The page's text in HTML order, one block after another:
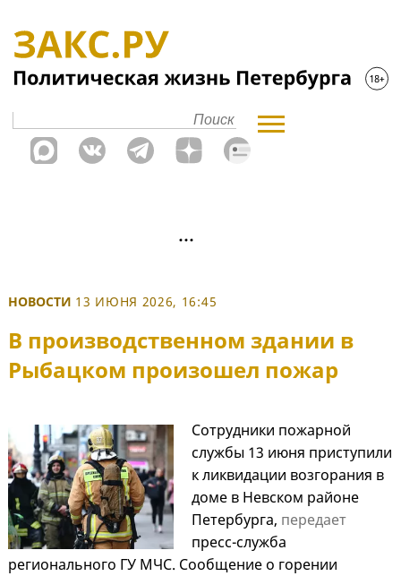
НОВОСТИ 13 ИЮНЯ 2026, 16:45
В производственном здании в
Рыбацком произошел пожар
Сотрудники пожарной
службы 13 июня приступили
к ликвидации возгорания в
доме в Невском районе
Петербурга, передает
пресс-служба
регионального ГУ МЧС. Сообщение о горении